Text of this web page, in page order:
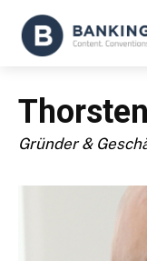
Gründer &